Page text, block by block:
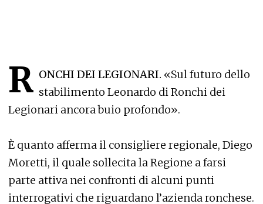
R ONCHI DEI LEGIONARI. «Sul futuro dello
stabilimento Leonardo di Ronchi dei
Legionari ancora buio profondo».
È quanto afferma il consigliere regionale, Diego
Moretti, il quale sollecita la Regione a farsi
parte attiva nei confronti di alcuni punti
interrogativi che riguardano l’azienda ronchese.